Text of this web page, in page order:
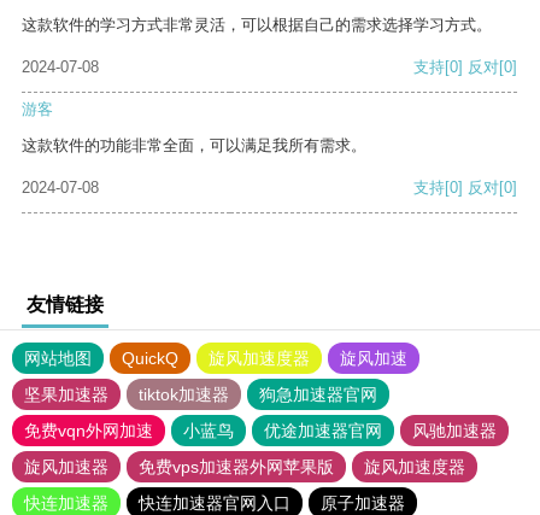
这款软件的学习方式非常灵活，可以根据自己的需求选择学习方式。
2024-07-08 支持[0] 反对[0]
游客
这款软件的功能非常全面，可以满足我所有需求。
2024-07-08 支持[0] 反对[0]
友情链接
网站地图 QuickQ 旋风加速度器
旋风加速
坚果加速器
tiktok加速器
狗急加速器官网
免费vqn外网加速
小蓝鸟 优途加速器官网
风驰加速器
旋风加速器
免费vps加速器外网苹果版
旋风加速度器
快连加速器
快连加速器官网入口
原子加速器